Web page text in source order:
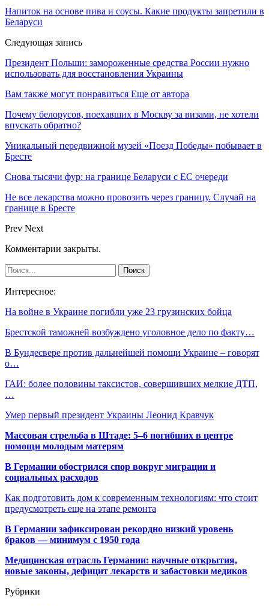
Напиток на основе пива и соусы. Какие продукты запретили в
Беларуси
Следующая запись
Президент Польши: замороженные средства России нужно
использовать для восстановления Украины
Вам также могут понравиться Еще от автора
Почему белорусов, поехавших в Москву за визами, не хотели
впускать обратно?
Уникальный передвижной музей «Поезд Победы» побывает в
Бресте
Снова тысячи фур: на границе Беларуси с ЕС очереди
Не все лекарства можно провозить через границу. Случай на
границе в Бресте
Prev Next
Комментарии закрыты.
Интересное:
На войне в Украине погибли уже 23 грузинских бойца
Брестской таможней возбуждено уголовное дело по факту…
В Бундесвере против дальнейшей помощи Украине – говорят
о…
ГАИ: более половины таксистов, совершивших мелкие ДТП,
…
Умер первый президент Украины Леонид Кравчук
Массовая стрельба в Штаде: 5–6 погибших в центре
помощи молодым матерям
В Германии обострился спор вокруг миграции и
социальных расходов
Как подготовить дом к современным технологиям: что стоит
предусмотреть еще на этапе ремонта
В Германии зафиксирован рекордно низкий уровень
браков — минимум с 1950 года
Медицинская отрасль Германии: научные открытия,
новые законы, дефицит лекарств и забастовки медиков
Рубрики